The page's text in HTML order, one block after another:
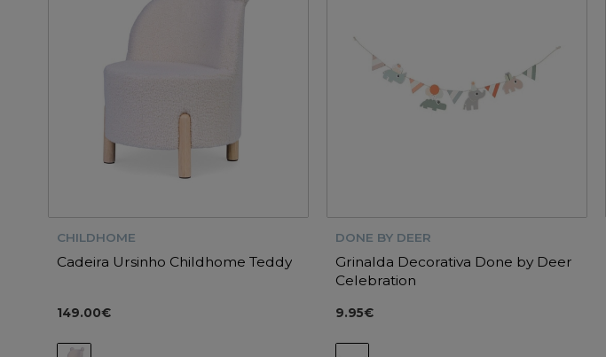
CHILDHOME
Cadeira Ursinho Childhome Teddy
149.00€
DONE BY DEER
Grinalda Decorativa Done by Deer
Celebration
9.95€